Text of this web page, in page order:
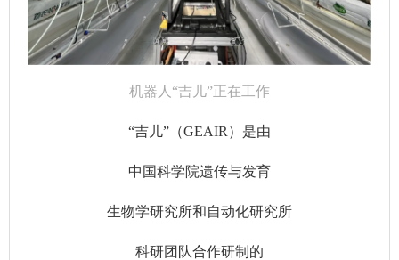
机器人“吉儿”正在工作
“吉儿”（GEAIR）是由
中国科学院遗传与发育
生物学研究所和自动化研究所
科研团队合作研制的